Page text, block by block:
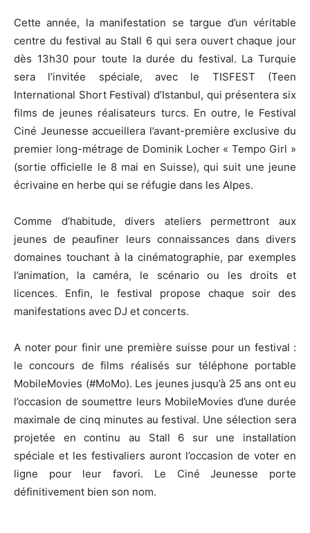
Cette année, la manifestation se targue d’un véritable
centre du festival au Stall 6 qui sera ouvert chaque jour
dès 13h30 pour toute la durée du festival. La Turquie
sera l’invitée spéciale, avec le TISFEST (Teen
International Short Festival) d’Istanbul, qui présentera six
films de jeunes réalisateurs turcs. En outre, le Festival
Ciné Jeunesse accueillera l’avant-première exclusive du
premier long-métrage de Dominik Locher « Tempo Girl »
(sortie officielle le 8 mai en Suisse), qui suit une jeune
écrivaine en herbe qui se réfugie dans les Alpes.
Comme d’habitude, divers ateliers permettront aux
jeunes de peaufiner leurs connaissances dans divers
domaines touchant à la cinématographie, par exemples
l’animation, la caméra, le scénario ou les droits et
licences. Enfin, le festival propose chaque soir des
manifestations avec DJ et concerts.
A noter pour finir une première suisse pour un festival :
le concours de films réalisés sur téléphone portable
MobileMovies (#MoMo). Les jeunes jusqu’à 25 ans ont eu
l’occasion de soumettre leurs MobileMovies d’une durée
maximale de cinq minutes au festival. Une sélection sera
projetée en continu au Stall 6 sur une installation
spéciale et les festivaliers auront l’occasion de voter en
ligne pour leur favori. Le Ciné Jeunesse porte
définitivement bien son nom.